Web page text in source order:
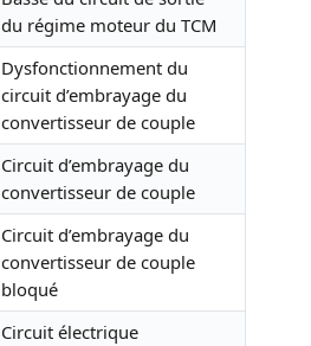
du régime moteur du TCM
Dysfonctionnement du
circuit d’embrayage du
convertisseur de couple
Circuit d’embrayage du
convertisseur de couple
Circuit d’embrayage du
convertisseur de couple
bloqué
Circuit électrique